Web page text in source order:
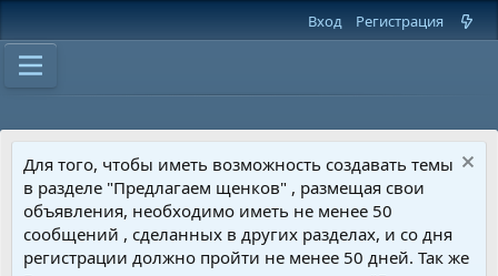
Вход Регистрация
Для того, чтобы иметь возможность создавать темы
в разделе "Предлагаем щенков" , размещая свои
объявления, необходимо иметь не менее 50
сообщений , сделанных в других разделах, и со дня
регистрации должно пройти не менее 50 дней. Так же